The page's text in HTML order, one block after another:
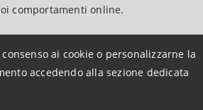
comportamenti online.
ai cookie o personalizzarne la
accedendo alla sezione dedicata